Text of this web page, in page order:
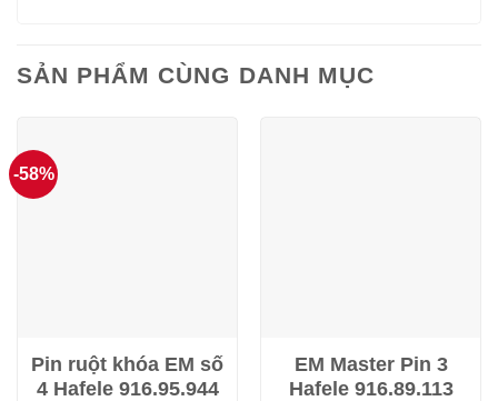
SẢN PHẨM CÙNG DANH MỤC
-58%
Pin ruột khóa EM số
4 Hafele 916.95.944
EM Master Pin 3
Hafele 916.89.113